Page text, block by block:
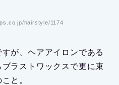
hairstyle/1174
が、ヘアアイロンである
ブラストワックスで更に束
と。